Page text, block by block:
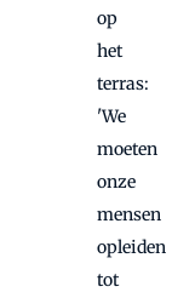
op
het
terras:
'We
moeten
onze
mensen
opleiden
tot